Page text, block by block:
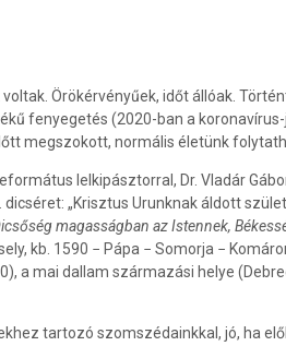
Örökérvényűek, időt állóak.
fenyegetés (2020-ban a
megszokott, normális életünk
lelkipásztorral, Dr. Vladár
„Krisztus Urunknak áldott
magasságban az Istennek,
kb. 1590 − Pápa − Somorja −
a mai dallam származási helye
tartozó szomszédainkkal, jó, ha